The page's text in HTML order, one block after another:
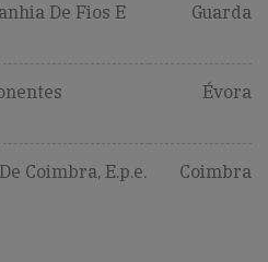
De Fios E
Guarda
Évora
Coimbra, E.p.e. Coimbra